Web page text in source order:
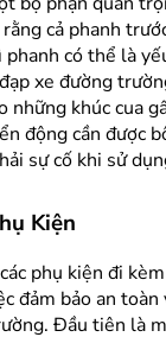
cả phanh
có thể là
xe đường
những khúc cua
động cần được
sự cố khi sử
Kiện
phụ kiện đi
đảm bảo an
Đầu tiên là